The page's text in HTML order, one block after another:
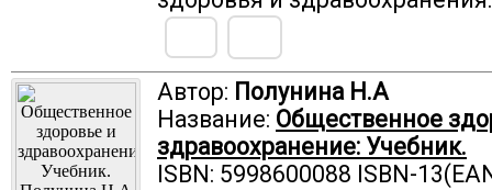
Автор: Полунина Н.А
Название: Общественное
здравоохранение: Учебник.
ISBN: 5998600088 ISBN-